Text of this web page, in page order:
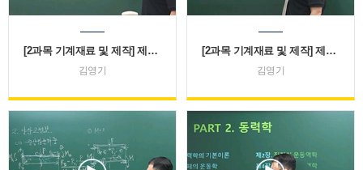
[2과목 기계재료 및 제작] 제1편 기계재료
김영기
[2과목 기계재료 및 제작] 제2편 기계제작법
김영기